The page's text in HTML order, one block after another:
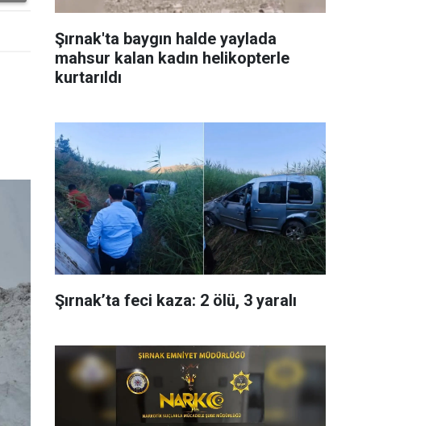
Şırnak'ta baygın halde yaylada
mahsur kalan kadın helikopterle
kurtarıldı
Şırnak’ta feci kaza: 2 ölü, 3 yaralı